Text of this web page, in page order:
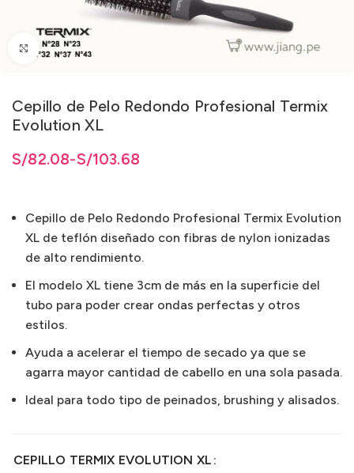
Clic para ampliar
Cepillo de Pelo Redondo Profesional Termix
Evolution XL
S/82.08-S/103.68
hasta S/103.68
hastaS/103.68
Cepillo de Pelo Redondo Profesional Termix Evolution
XL de teflón diseñado con fibras de nylon ionizadas
de alto rendimiento.
El modelo XL tiene 3cm de más en la superficie del
tubo para poder crear ondas perfectas y otros
estilos.
Ayuda a acelerar el tiempo de secado ya que se
agarra mayor cantidad de cabello en una sola pasada.
Ideal para todo tipo de peinados, brushing y alisados.
CEPILLO TERMIX EVOLUTION XL